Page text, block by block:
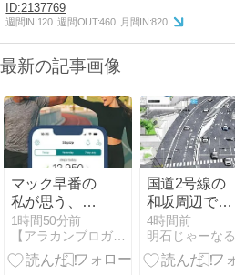
2137769
週間IN:120 週間OUT:460 月間IN:820
最新の記事画像
マック早番の
私が思う、歩
ける幸せ
1時間50分前
【アラカンブロガーようじろ〜】
国道2号線の
和坂周辺で実
施されている
「和坂4車線
化事業（和坂
4時間前
明石じゃーなる